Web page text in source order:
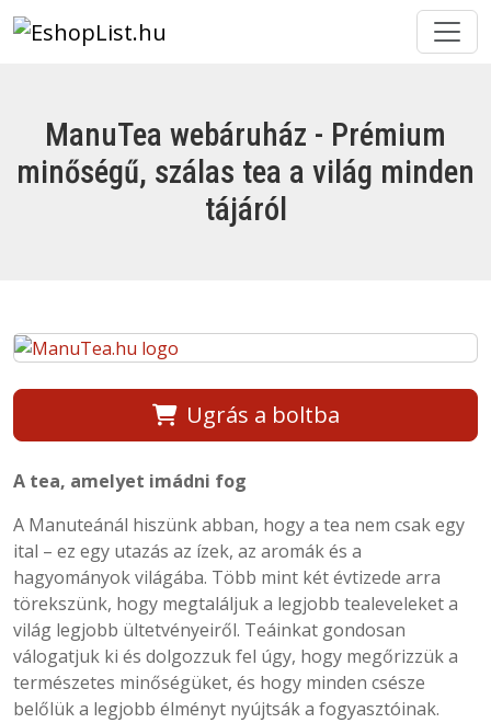
ManuTea webáruház - Prémium
minőségű, szálas tea a világ minden
tájáról
Ugrás a boltba
A tea, amelyet imádni fog
A Manuteánál hiszünk abban, hogy a tea nem csak egy
ital – ez egy utazás az ízek, az aromák és a
hagyományok világába. Több mint két évtizede arra
törekszünk, hogy megtaláljuk a legjobb tealeveleket a
világ legjobb ültetvényeiről. Teáinkat gondosan
válogatjuk ki és dolgozzuk fel úgy, hogy megőrizzük a
természetes minőségüket, és hogy minden csésze
belőlük a legjobb élményt nyújtsák a fogyasztóinak.